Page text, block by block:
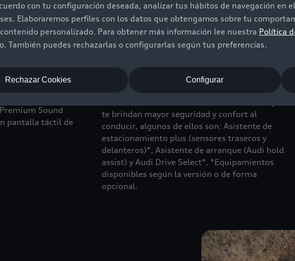
con tu configuración deseada, analizar tus hábitos de navegación en
Elaboraremos perfiles con los datos que obtengamos sobre tu
personalizado. Para obtener más información lee nuestra Política
También puedes rechazarlas o configurarlas según tus preferencias.
Rechazar Cookies Configurar
transmisión S
Drive Select,
Sound
pantalla táctil de
Sistemas de apoyo al
conductor
te brindan mayor seguridad y confort al
conducir, algunos de ellos son: Asistente de
estacionamiento plus (sensores traseros y
delanteros)*, Asistente de arranque (Audi hold
assist) y Audi Drive Select*. *Equipamientos
disponibles según la versión o de forma
opcional.